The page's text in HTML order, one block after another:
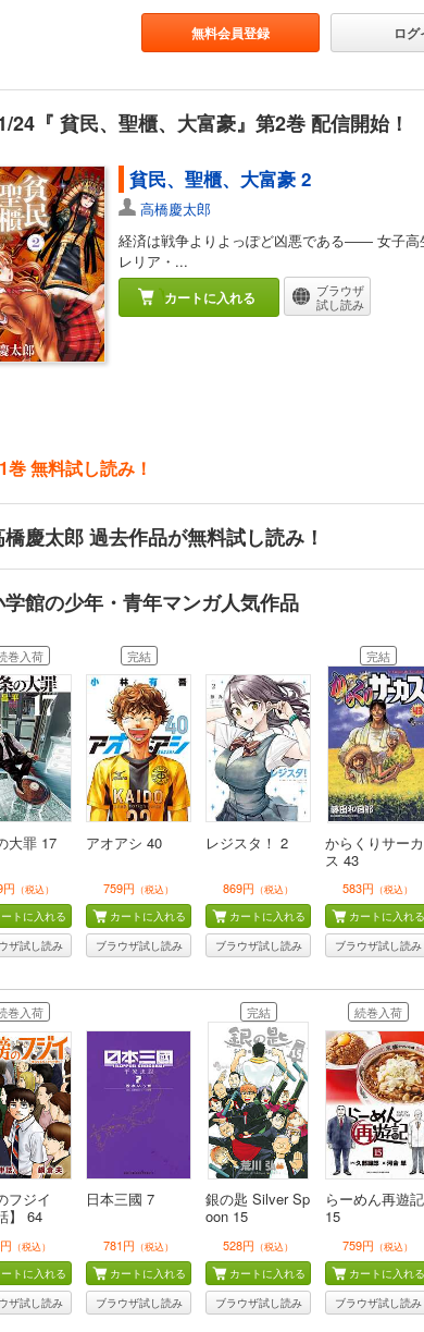
無料会員登録 ロ
24『 貧民、聖櫃、大富豪』第2巻 配信開始！
貧民、聖櫃、大富豪 2
高橋慶太郎
経済は戦争よりよっぽど凶悪である―― 女子高
レリア・...
カートに入れる
ブラウザ
試し読み
巻 無料試し読み！
慶太郎 過去作品が無料試し読み！
学館の少年・青年マンガ人気作品
巻入荷
大罪 17
円 （税込）
トに入れる
ザ試し読み
完結
アオアシ 40
759円 （税込）
カートに入れる
ブラウザ試し読み
レジスタ！ 2
869円 （税込）
カートに入れる
ブラウザ試し読み
完結
からくりサーカ
ス 43
583円 （税込）
カートに入れる
ブラウザ試し読み
巻入荷
フジイ
】 64
（税込）
トに入れる
ザ試し読み
日本三國 7
781円 （税込）
カートに入れる
ブラウザ試し読み
完結
銀の匙 Silver Sp
oon 15
528円 （税込）
カートに入れる
ブラウザ試し読み
続巻入荷
らーめん再遊記
15
759円 （税込）
カートに入れる
ブラウザ試し読み